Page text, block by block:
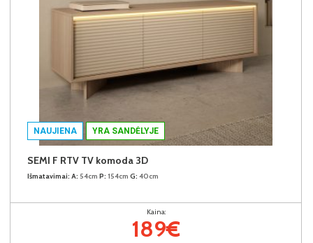
NAUJIENA YRA SANDĖLYJE
SEMI F RTV TV komoda 3D
Išmatavimai: A: 54cm P: 154cm G: 40cm
Kaina:
189€